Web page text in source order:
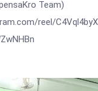
Team)
reel/